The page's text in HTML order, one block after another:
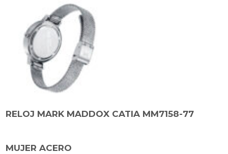
RELOJ MARK MADDOX CATIA MM7158-77
MUJER ACERO